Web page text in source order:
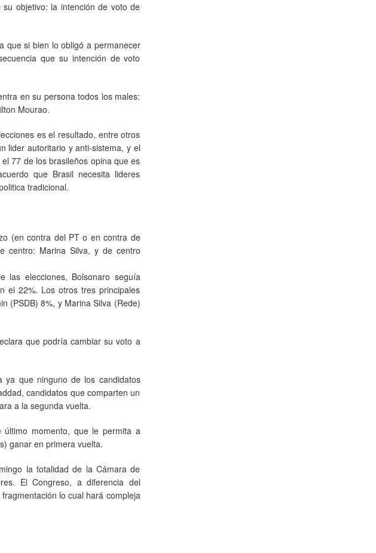
objetivo: la intención de voto de
que si bien lo obligó a permanecer
que su intención de voto
en su persona todos los males:
Mourao.
es el resultado, entre otros
lider autoritario y anti-sistema, y el
77 de los brasileños opina que es
que Brasil necesita lideres
tradicional.
(en contra del PT o en contra de
centro: Marina Silva, y de centro
las elecciones, Bolsonaro seguía
el 22%. Los otros tres principales
(PSDB) 8%, y Marina Silva (Rede)
que podría cambiar su voto a
que ninguno de los candidatos
candidatos que comparten un
a la segunda vuelta.
momento, que le permita a
ganar en primera vuelta.
la totalidad de la Cámara de
El Congreso, a diferencia del
lo cual hará compleja